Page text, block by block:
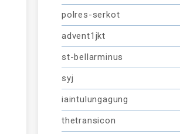
polres-serkot
advent1jkt
st-bellarminus
syj
iaintulungagung
thetransicon